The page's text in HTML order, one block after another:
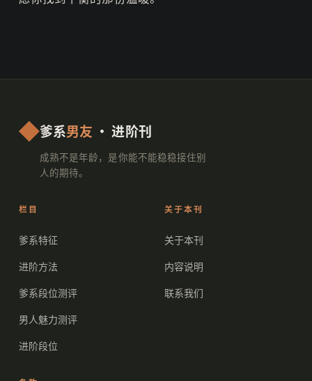
爹系男友 · 进阶刊
成熟不是年龄，是你能不能稳稳接住别
人的期待。
栏目
爹系特征
进阶方法
爹系段位测评
男人魅力测评
进阶段位
关于本刊
关于本刊
内容说明
联系我们